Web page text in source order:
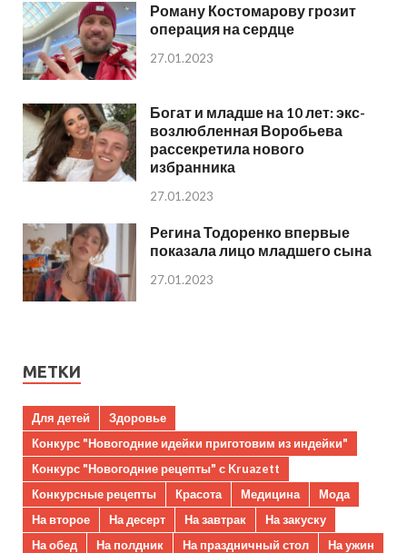
Роману Костомарову грозит
операция на сердце
27.01.2023
Богат и младше на 10 лет: экс-
возлюбленная Воробьева
рассекретила нового
избранника
27.01.2023
Регина Тодоренко впервые
показала лицо младшего сына
27.01.2023
МЕТКИ
Для детей
Здоровье
Конкурс "Новогодние идейки приготовим из индейки"
Конкурс "Новогодние рецепты" с Kruazett
Конкурсные рецепты
Красота Медицина
Мода
На второе
На десерт На завтрак
На закуску
На обед
На полдник На праздничный стол
На ужин